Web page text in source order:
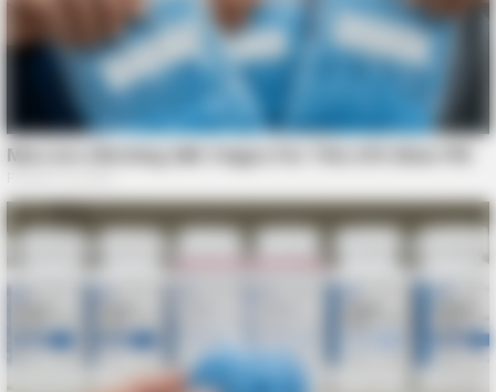
BRAINBERRIES
See How The Blue Lagoon Cast Has Changed After 46 Years